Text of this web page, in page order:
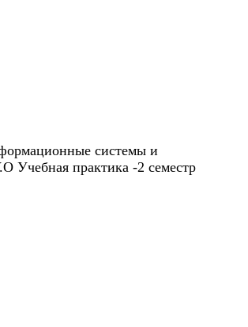
системы и
Учебная практика -2 семестр